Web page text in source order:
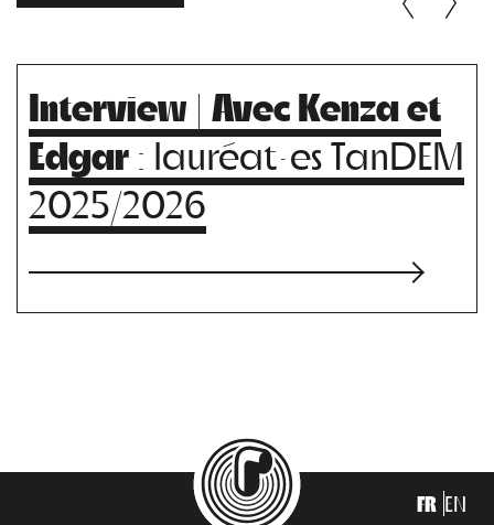
Interview | Avec Kenza et
Edgar : lauréat·es TanDEM
2025/2026
FR EN